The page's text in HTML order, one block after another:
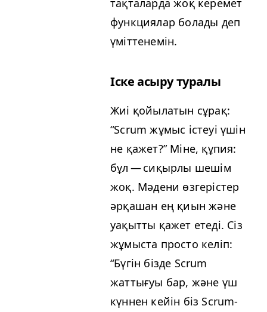
тақталарда жоқ керемет
функциялар болады деп
үміттенемін.
Іске асыру туралы
Жиі қойылатын сұрақ:
“Scrum жұмыс істеуі үшін
не қажет?” Міне, құпия:
бұл — сиқырлы шешім
жоқ. Мәдени өзгерістер
әрқашан ең қиын және
уақытты қажет етеді. Сіз
жұмыста просто келіп:
“Бүгін бізде Scrum
жаттығуы бар, және үш
күннен кейін біз Scrum-